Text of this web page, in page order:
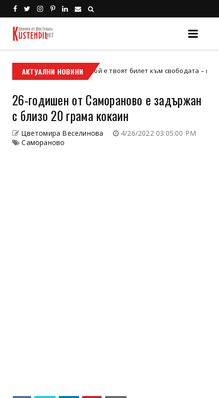
АКТУАЛНИ НОВИНИ
кросов мотор Кой е твоят билет към свободата – кросовият
26-годишен от Самораново е задържан
с близо 20 грама кокаин
Цветомира Веселинова
4/26/2022 03:05:00 PM
Самораново